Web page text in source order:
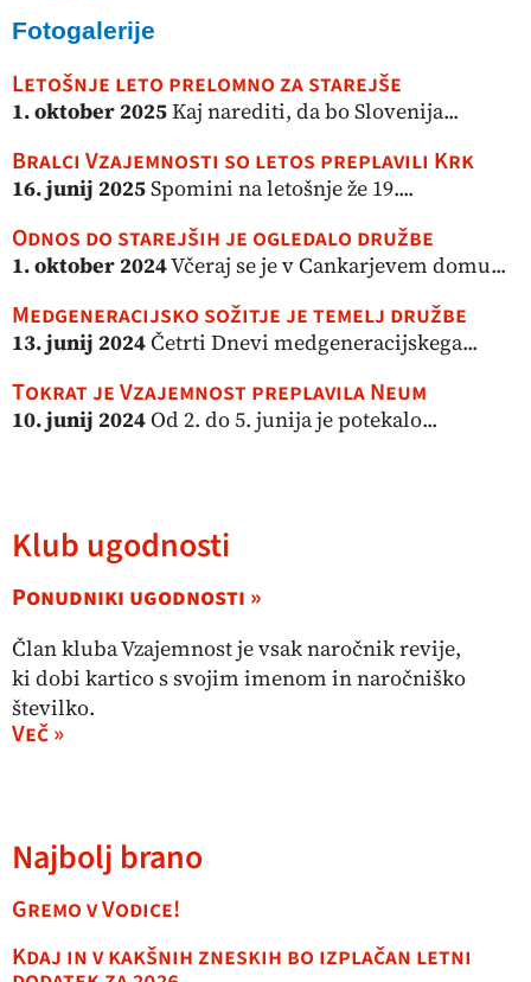
Fotogalerije
Letošnje leto prelomno za starejše
1. oktober 2025Kaj narediti, da bo Slovenija...
Bralci Vzajemnosti so letos preplavili Krk
16. junij 2025Spomini na letošnje že 19....
Odnos do starejših je ogledalo družbe
1. oktober 2024Včeraj se je v Cankarjevem domu...
Medgeneracijsko sožitje je temelj družbe
13. junij 2024Četrti Dnevi medgeneracijskega...
Tokrat je Vzajemnost preplavila Neum
10. junij 2024Od 2. do 5. junija je potekalo...
Klub ugodnosti
Ponudniki ugodnosti »
Član kluba Vzajemnost je vsak naročnik revije,
ki dobi kartico s svojim imenom in naročniško
številko.
Več »
Najbolj brano
Gremo v Vodice!
Kdaj in v kakšnih zneskih bo izplačan letni